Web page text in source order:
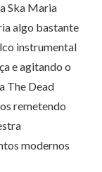
Ska Maria
algo bastante
instrumental
e agitando o
The Dead
remetendo
modernos